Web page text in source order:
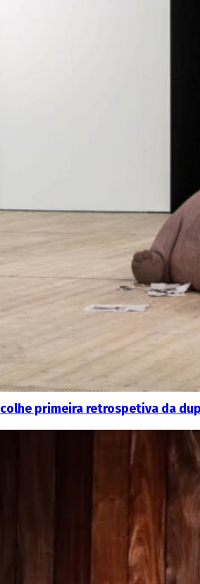
primeira retrospetiva da